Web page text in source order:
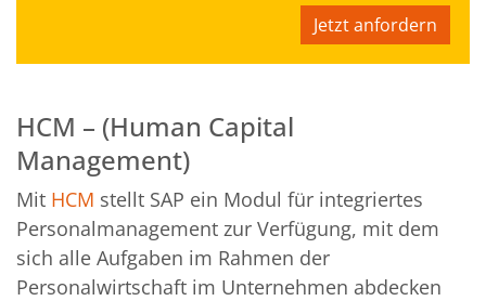
Jetzt anfordern
HCM – (Human Capital
Management)
Mit HCM stellt SAP ein Modul für integriertes
Personalmanagement zur Verfügung, mit dem
sich alle Aufgaben im Rahmen der
Personalwirtschaft im Unternehmen abdecken